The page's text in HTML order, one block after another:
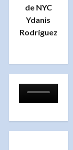
de NYC
Ydanis
Rodríguez